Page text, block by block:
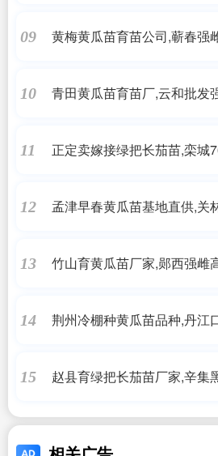
09
黄梅黄瓜苗育苗公司,蕲春强
10
青田黄瓜苗育苗厂,云和批发
11
正定卖嫁接绿把长茄苗,栾城
12
孟津早春黄瓜苗基地直供,关
13
竹山育黄瓜苗厂家,郧西强雌
14
荆州冷棚种黄瓜苗品种,丹江
15
赵县育绿把长茄苗厂家,辛集